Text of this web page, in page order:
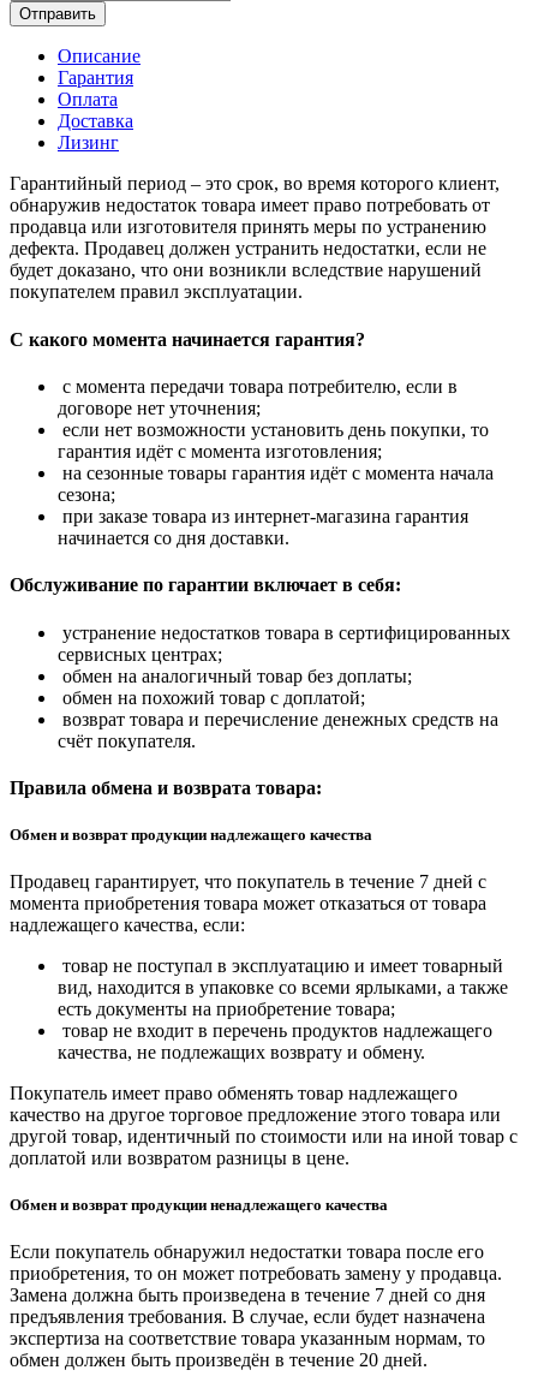
Отправить
Описание
Гарантия
Оплата
Доставка
Лизинг
Гарантийный период – это срок, во время которого клиент,
обнаружив недостаток товара имеет право потребовать от
продавца или изготовителя принять меры по устранению
дефекта. Продавец должен устранить недостатки, если не
будет доказано, что они возникли вследствие нарушений
покупателем правил эксплуатации.
С какого момента начинается гарантия?
с момента передачи товара потребителю, если в
договоре нет уточнения;
если нет возможности установить день покупки, то
гарантия идёт с момента изготовления;
на сезонные товары гарантия идёт с момента начала
сезона;
при заказе товара из интернет-магазина гарантия
начинается со дня доставки.
Обслуживание по гарантии включает в себя:
устранение недостатков товара в сертифицированных
сервисных центрах;
обмен на аналогичный товар без доплаты;
обмен на похожий товар с доплатой;
возврат товара и перечисление денежных средств на
счёт покупателя.
Правила обмена и возврата товара:
Обмен и возврат продукции надлежащего качества
Продавец гарантирует, что покупатель в течение 7 дней с
момента приобретения товара может отказаться от товара
надлежащего качества, если:
товар не поступал в эксплуатацию и имеет товарный
вид, находится в упаковке со всеми ярлыками, а также
есть документы на приобретение товара;
товар не входит в перечень продуктов надлежащего
качества, не подлежащих возврату и обмену.
Покупатель имеет право обменять товар надлежащего
качество на другое торговое предложение этого товара или
другой товар, идентичный по стоимости или на иной товар с
доплатой или возвратом разницы в цене.
Обмен и возврат продукции ненадлежащего качества
Если покупатель обнаружил недостатки товара после его
приобретения, то он может потребовать замену у продавца.
Замена должна быть произведена в течение 7 дней со дня
предъявления требования. В случае, если будет назначена
экспертиза на соответствие товара указанным нормам, то
обмен должен быть произведён в течение 20 дней.